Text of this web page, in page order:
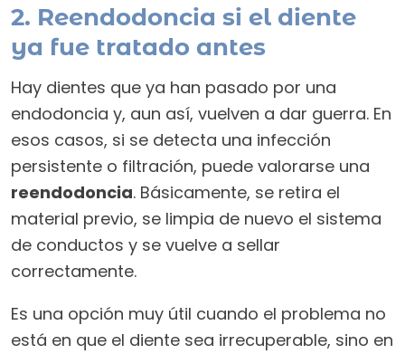
2. Reendodoncia si el diente
ya fue tratado antes
Hay dientes que ya han pasado por una
endodoncia y, aun así, vuelven a dar guerra. En
esos casos, si se detecta una infección
persistente o filtración, puede valorarse una
reendodoncia. Básicamente, se retira el
material previo, se limpia de nuevo el sistema
de conductos y se vuelve a sellar
correctamente.
Es una opción muy útil cuando el problema no
está en que el diente sea irrecuperable, sino en